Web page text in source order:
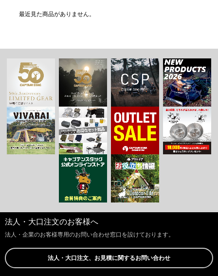
最近見た商品がありません。
法人・大口注文のお客様へ
法人・企業のお客様専用のお問い合わせ窓口を設けております。
法人・大口注文、お見積に関するお問い合わせ